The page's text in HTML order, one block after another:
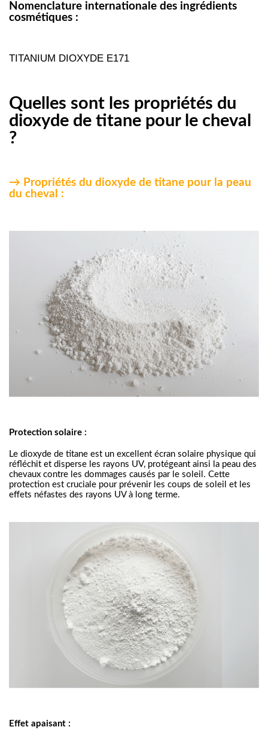
Nomenclature internationale des ingrédients
cosmétiques :
TITANIUM DIOXYDE E171
Quelles sont les propriétés du
dioxyde de titane pour le cheval
?
→ Propriétés du dioxyde de titane pour la peau
du cheval :
Protection solaire :
Le dioxyde de titane est un excellent écran solaire physique qui
réfléchit et disperse les rayons UV, protégeant ainsi la peau des
chevaux contre les dommages causés par le soleil. Cette
protection est cruciale pour prévenir les coups de soleil et les
effets néfastes des rayons UV à long terme.
Effet apaisant :